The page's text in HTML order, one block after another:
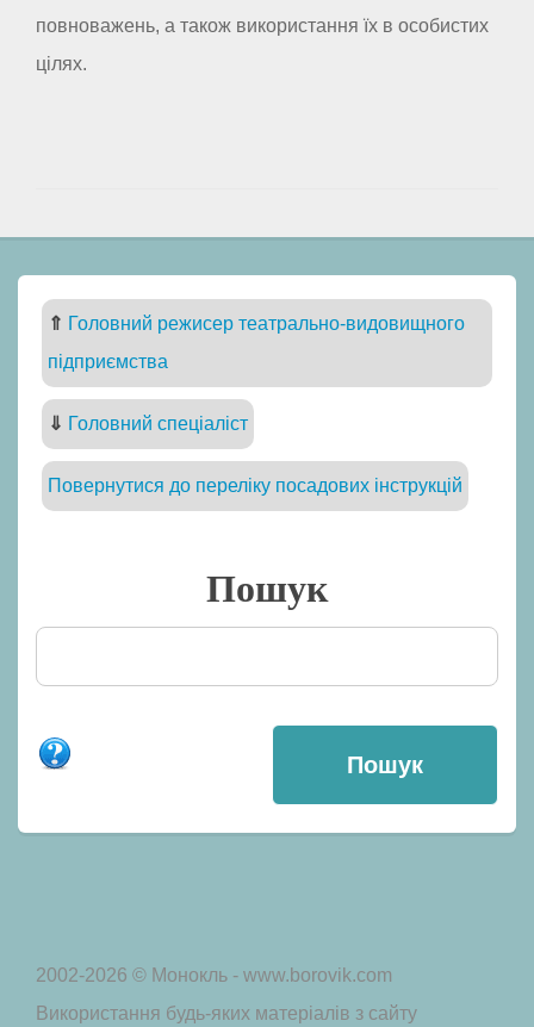
повноважень, а також використання їх в особистих
цілях.
⇑ Головний режисер театрально-видовищного
підприємства
⇓ Головний спеціаліст
Повернутися до переліку посадових інструкцій
Пошук
2002-2026 © Монокль - www.borovik.com
Використання будь-яких матеріалів з сайту